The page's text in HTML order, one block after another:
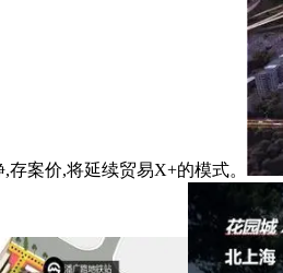
案价,将延续贸易X+的模式。